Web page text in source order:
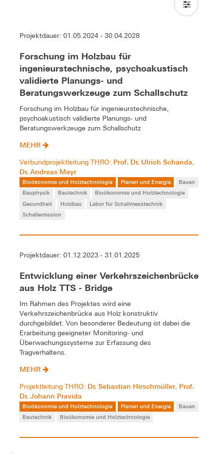
Projektdauer: 01.05.2024 - 30.04.2028
Forschung im Holzbau für
ingenieurstechnische, psychoakustisch
validierte Planungs- und
Beratungswerkzeuge zum Schallschutz
Forschung im Holzbau für ingenieurstechnische,
psychoakustisch validierte Planungs- und
Beratungswerkzeuge zum Schallschutz
MEHR
Verbundprojektleitung THRO: Prof. Dr. Ulrich Schanda,
Dr. Andreas Mayr
Bioökonomie und Holztechnologie Planen und Energie
Bauen
Bauphysik
Bautechnik
Bioökonomie und Holztechnologie
Gesundheit
Holzbau
Labor für Schallmesstechnik
Schallemission
Projektdauer: 01.12.2023 - 31.01.2025
Entwicklung einer Verkehrszeichenbrücke
aus Holz TTS - Bridge
Im Rahmen des Projektes wird eine
Verkehrszeichenbrücke aus Holz konstruktiv
durchgebildet. Von besonderer Bedeutung ist dabei die
Erarbeitung geeigneter Monitoring- und
Überwachungssysteme zur Erfassung des
Tragverhaltens.
MEHR
Projektleitung THRO: Dr. Sebastian Hirschmüller, Prof.
Dr. Johann Pravida
Bioökonomie und Holztechnologie Planen und Energie
Bauen
Bautechnik
Bioökonomie und Holztechnologie